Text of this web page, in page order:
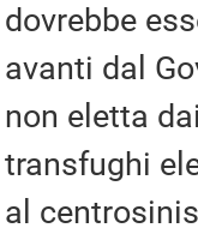
dovrebbe
avanti dal
non eletta
transfughi
al